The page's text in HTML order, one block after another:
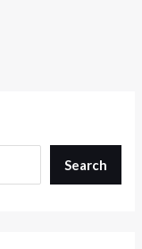
Search